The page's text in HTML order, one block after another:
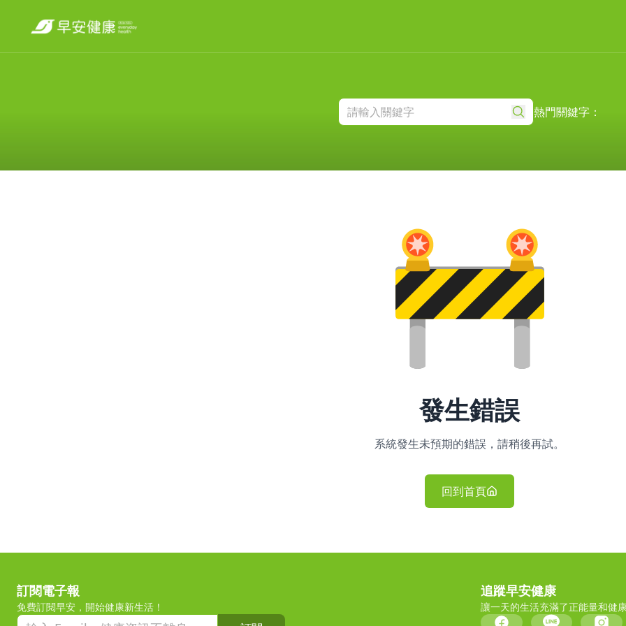
熱門關鍵字：
發生錯誤
系統發生未預期的錯誤，請稍後再試。
回到首頁
訂閱電子報
免費訂閱早安，開始健康新生活！
追蹤早安健康
讓一天的生活充滿了正能量和健